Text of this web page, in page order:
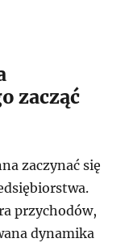
zacząć
zaczynać się
przychodów,
dynamika